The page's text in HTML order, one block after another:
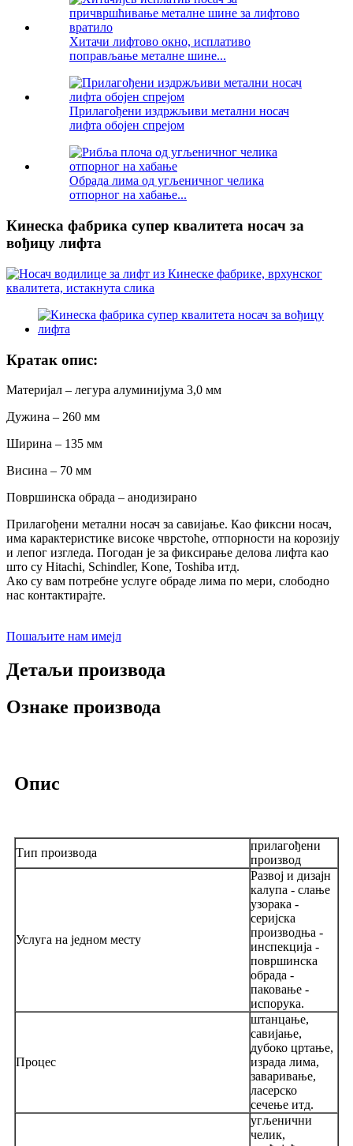
Хитачи лифтово окно, исплативо
поправљање металне шине...
Прилагођени издржљиви метални носач
лифта обојен спрејом
Обрада лима од угљеничног челика
отпорног на хабање...
Кинеска фабрика супер квалитета носач за
вођицу лифта
Кратак опис:
Материјал – легура алуминијума 3,0 мм
Дужина – 260 мм
Ширина – 135 мм
Висина – 70 мм
Површинска обрада – анодизирано
Прилагођени метални носач за савијање. Као фиксни носач,
има карактеристике високе чврстоће, отпорности на корозију
и лепог изгледа. Погодан је за фиксирање делова лифта као
што су Hitachi, Schindler, Kone, Toshiba итд.
Ако су вам потребне услуге обраде лима по мери, слободно
нас контактирајте.
Пошаљите нам имејл
Детаљи производа
Ознаке производа
Опис
Тип производа
прилагођени
производ
Услуга на једном месту
Развој и дизајн
калупа - слање
узорака -
серијска
производња -
инспекција -
површинска
обрада -
паковање -
испорука.
Процес
штанцање,
савијање,
дубоко цртање,
израда лима,
заваривање,
ласерско
сечење итд.
угљенични
челик,